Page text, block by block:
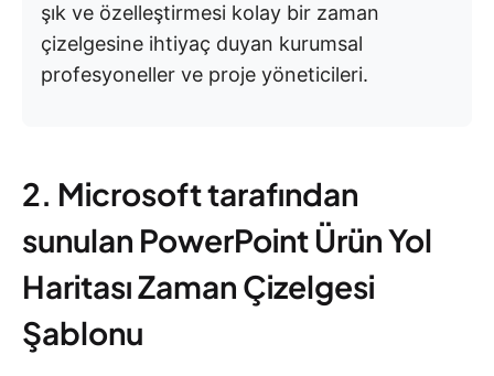
şık ve özelleştirmesi kolay bir zaman
çizelgesine ihtiyaç duyan kurumsal
profesyoneller ve proje yöneticileri.
2. Microsoft tarafından
sunulan PowerPoint Ürün Yol
Haritası Zaman Çizelgesi
Şablonu